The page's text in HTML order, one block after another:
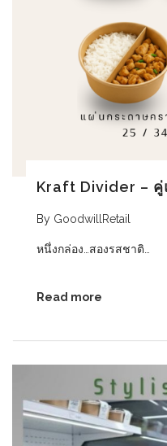
Kraft Divider –
By GoodwillRetail
หนึ่งกล่อง…สองรสชาติ…
Read more